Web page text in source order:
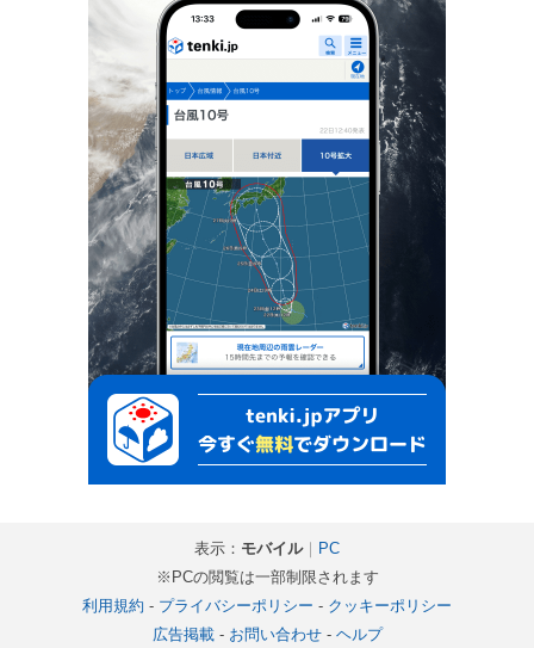
表示： モバイル｜ PC
※PCの閲覧は一部制限されます
利用規約 - プライバシーポリシー - クッキーポリシー
広告掲載- お問い合わせ- ヘルプ